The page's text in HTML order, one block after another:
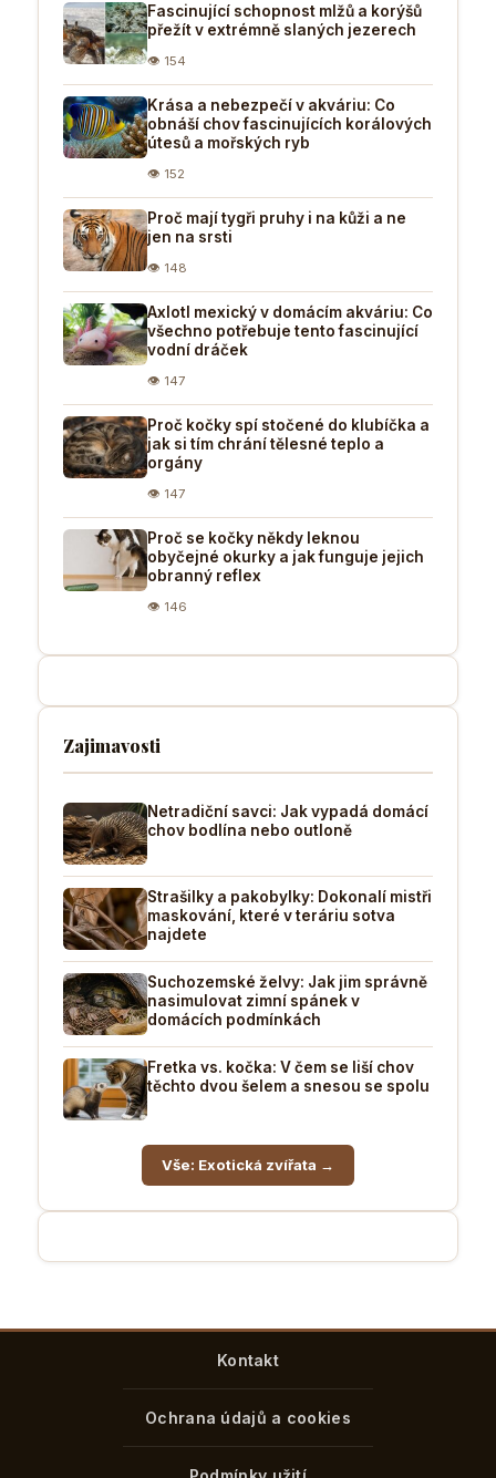
Fascinující schopnost mlžů a korýšů
přežít v extrémně slaných jezerech
👁 154
Krása a nebezpečí v akváriu: Co
obnáší chov fascinujících korálových
útesů a mořských ryb
👁 152
Proč mají tygři pruhy i na kůži a ne
jen na srsti
👁 148
Axlotl mexický v domácím akváriu: Co
všechno potřebuje tento fascinující
vodní dráček
👁 147
Proč kočky spí stočené do klubíčka a
jak si tím chrání tělesné teplo a
orgány
👁 147
Proč se kočky někdy leknou
obyčejné okurky a jak funguje jejich
obranný reflex
👁 146
Zajimavosti
Netradiční savci: Jak vypadá domácí
chov bodlína nebo outloně
Strašilky a pakobylky: Dokonalí mistři
maskování, které v teráriu sotva
najdete
Suchozemské želvy: Jak jim správně
nasimulovat zimní spánek v
domácích podmínkách
Fretka vs. kočka: V čem se liší chov
těchto dvou šelem a snesou se spolu
Vše: Exotická zvířata →
Kontakt
Ochrana údajů a cookies